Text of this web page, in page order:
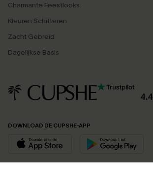
Charmante Feestlooks
Kleuren Schitteren
Zacht Gebreid
Dagelijkse Basis
4.4
DOWNLOAD DE CUPSHE-APP